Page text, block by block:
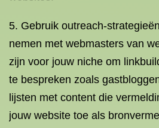
5. Gebruik outreach-
nemen met webmasters van
zijn voor jouw niche om
te bespreken zoals
lijsten met content die
jouw website toe als